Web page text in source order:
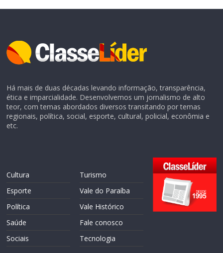
Há mais de duas décadas levando informação, transparência,
ética e imparcialidade. Desenvolvemos um jornalismo de alto
teor, com temas abordados diversos transitando por temas
regionais, política, social, esporte, cultural, policial, econômia e
etc.
Cultura
Esporte
Política
Saúde
Sociais
Turismo
Vale do Paraíba
Vale Histórico
Fale conosco
Tecnologia